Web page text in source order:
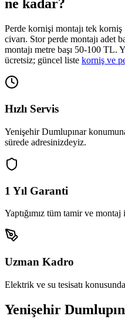
ne kadar?
Perde kornişi montajı tek
civarı. Stor perde montajı adet
montajı metre başı 50-100 TL.
ücretsiz; güncel liste korniş ve
Hızlı Servis
Yenişehir Dumlupınar
sürede adresinizdeyiz.
1 Yıl Garanti
Yaptığımız tüm tamir ve
Uzman Kadro
Elektrik ve su tesisatı
Yenişehir